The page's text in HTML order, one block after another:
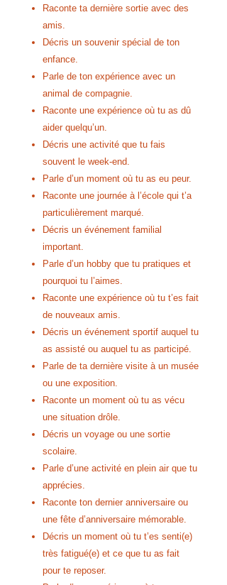
Raconte ta dernière sortie avec des
amis.
Décris un souvenir spécial de ton
enfance.
Parle de ton expérience avec un
animal de compagnie.
Raconte une expérience où tu as dû
aider quelqu’un.
Décris une activité que tu fais
souvent le week-end.
Parle d’un moment où tu as eu peur.
Raconte une journée à l’école qui t’a
particulièrement marqué.
Décris un événement familial
important.
Parle d’un hobby que tu pratiques et
pourquoi tu l’aimes.
Raconte une expérience où tu t’es fait
de nouveaux amis.
Décris un événement sportif auquel tu
as assisté ou auquel tu as participé.
Parle de ta dernière visite à un musée
ou une exposition.
Raconte un moment où tu as vécu
une situation drôle.
Décris un voyage ou une sortie
scolaire.
Parle d’une activité en plein air que tu
apprécies.
Raconte ton dernier anniversaire ou
une fête d’anniversaire mémorable.
Décris un moment où tu t’es senti(e)
très fatigué(e) et ce que tu as fait
pour te reposer.